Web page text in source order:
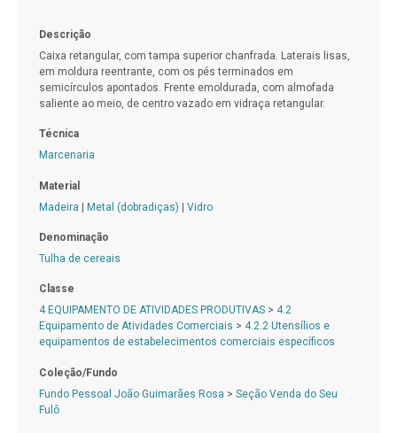
Descrição
Caixa retangular, com tampa superior chanfrada. Laterais lisas,
em moldura reentrante, com os pés terminados em
semicírculos apontados. Frente emoldurada, com almofada
saliente ao meio, de centro vazado em vidraça retangular.
Técnica
Marcenaria
Material
Madeira | Metal (dobradiças) | Vidro
Denominação
Tulha de cereais
Classe
4 EQUIPAMENTO DE ATIVIDADES PRODUTIVAS> 4.2
Equipamento de Atividades Comerciais > 4.2.2 Utensílios e
equipamentos de estabelecimentos comerciais específicos
Coleção/Fundo
Fundo Pessoal João Guimarães Rosa > Seção Venda do Seu
Fulô